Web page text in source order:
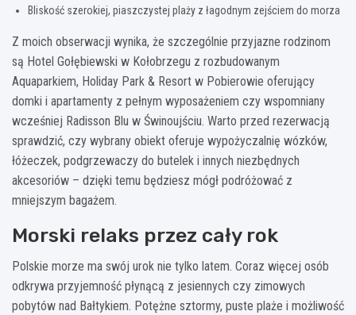
Bliskość szerokiej, piaszczystej plaży z łagodnym zejściem do morza
Z moich obserwacji wynika, że szczególnie przyjazne rodzinom
są Hotel Gołębiewski w Kołobrzegu z rozbudowanym
Aquaparkiem, Holiday Park & Resort w Pobierowie oferujący
domki i apartamenty z pełnym wyposażeniem czy wspomniany
wcześniej Radisson Blu w Świnoujściu. Warto przed rezerwacją
sprawdzić, czy wybrany obiekt oferuje wypożyczalnię wózków,
łóżeczek, podgrzewaczy do butelek i innych niezbędnych
akcesoriów – dzięki temu będziesz mógł podróżować z
mniejszym bagażem.
Morski relaks przez cały rok
Polskie morze ma swój urok nie tylko latem. Coraz więcej osób
odkrywa przyjemność płynącą z jesiennych czy zimowych
pobytów nad Bałtykiem. Potężne sztormy, puste plaże i możliwość